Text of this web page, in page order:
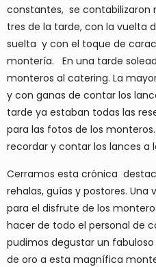
constantes, se contabilizaron
tres de la tarde, con la vuelta
suelta y con el toque de
montería. En una tarde
monteros al catering. La
y con ganas de contar los
tarde ya estaban todas las
para las fotos de los
recordar y contar los lances a
Cerramos esta crónica
rehalas, guías y postores. Una
para el disfrute de los
hacer de todo el personal de
pudimos degustar un
de oro a esta magnífica